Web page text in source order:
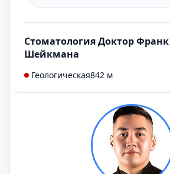
Cтоматология Доктор
Шейкмана
Геологическая842 м